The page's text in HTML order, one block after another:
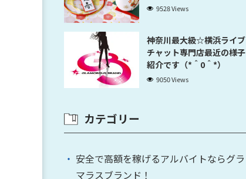
9528 Views
神奈川最大級☆横浜ライブ
チャット専門店最近の様子
紹介です（*＾0＾*）
9050 Views
カテゴリー
安全で高額を稼げるアルバイトならグラ
マラスブランド！